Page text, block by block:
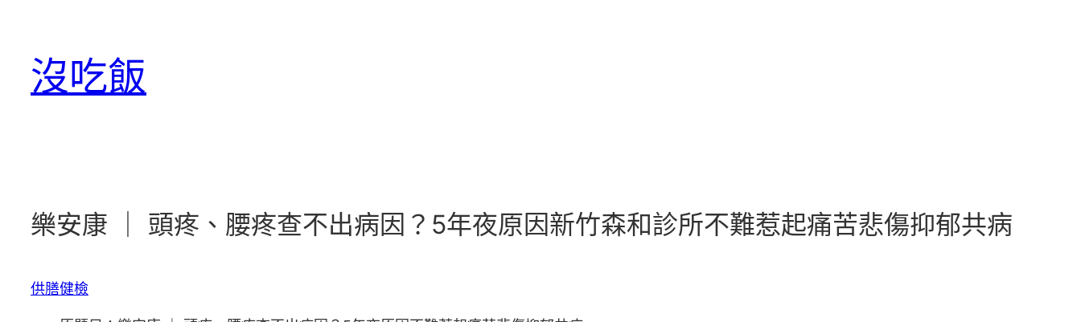
沒吃飯
樂安康 ｜ 頭疼、腰疼查不出病因？5年夜原因新竹森和診所不難惹起痛苦悲傷抑郁共病
供膳健檢